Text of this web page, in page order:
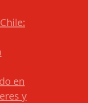
en
y